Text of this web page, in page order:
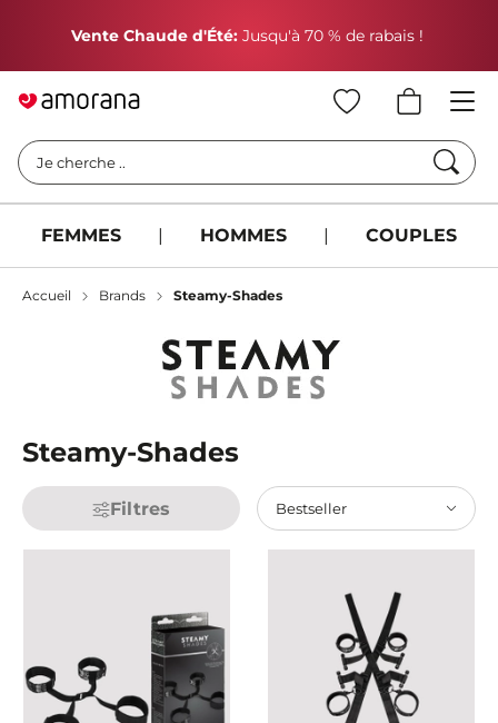
Vente Chaude d'Été: Jusqu'à 70 % de rabais !
Je cherche ..
FEMMES | HOMMES | COUPLES
Accueil Brands Steamy-Shades
Steamy-Shades
Filtres Bestseller